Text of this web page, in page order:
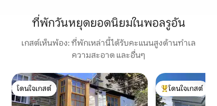
ที่พักวันหยุดยอดนิยมในพอลรูอัน
เกสต์เห็นพ้อง: ที่พักเหล่านี้ได้รับคะแนนสูงด้านทำเล
ความสะอาด และอื่นๆ
โดนใจเกสต์
โดนใจเกสต์
โดนใจเกสต์ที่สุด
โดนใจเกสต์